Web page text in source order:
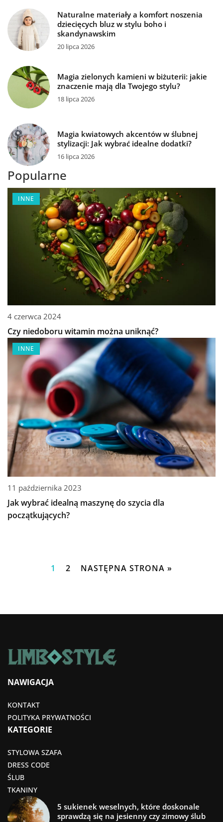
Naturalne materiały a komfort noszenia
dziecięcych bluz w stylu boho i
skandynawskim
20 lipca 2026
Magia zielonych kamieni w biżuterii: jakie
znaczenie mają dla Twojego stylu?
18 lipca 2026
Magia kwiatowych akcentów w ślubnej
stylizacji: Jak wybrać idealne dodatki?
16 lipca 2026
Popularne
INNE
4 czerwca 2024
Czy niedoboru witamin można uniknąć?
INNE
11 października 2023
Jak wybrać idealną maszynę do szycia dla
początkujących?
1 2 NASTĘPNA STRONA »
NAWIGACJA
KONTAKT
POLITYKA PRYWATNOŚCI
KATEGORIE
STYLOWA SZAFA
DRESS CODE
ŚLUB
TKANINY
5 sukienek weselnych, które doskonale
sprawdzą się na jesienny czy zimowy ślub